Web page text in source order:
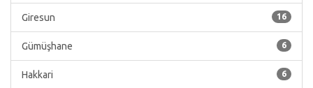
16
Giresun
6
Gümüşhane
6
Hakkari